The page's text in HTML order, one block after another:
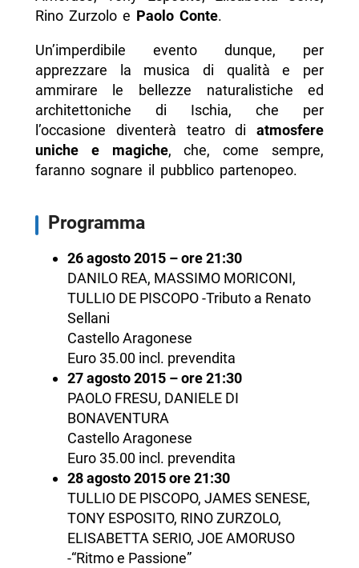
Rino Zurzolo e Paolo Conte.
Un’imperdibile evento dunque, per
apprezzare la musica di qualità e per
ammirare le bellezze naturalistiche ed
architettoniche di Ischia, che per
l’occasione diventerà teatro di atmosfere
uniche e magiche, che, come sempre,
faranno sognare il pubblico partenopeo.
Programma
26 agosto 2015 – ore 21:30
DANILO REA, MASSIMO MORICONI,
TULLIO DE PISCOPO -Tributo a Renato
Sellani
Castello Aragonese
Euro 35.00 incl. prevendita
27 agosto 2015 – ore 21:30
PAOLO FRESU, DANIELE DI
BONAVENTURA
Castello Aragonese
Euro 35.00 incl. prevendita
28 agosto 2015 ore 21:30
TULLIO DE PISCOPO, JAMES SENESE,
TONY ESPOSITO, RINO ZURZOLO,
ELISABETTA SERIO, JOE AMORUSO
-“Ritmo e Passione”